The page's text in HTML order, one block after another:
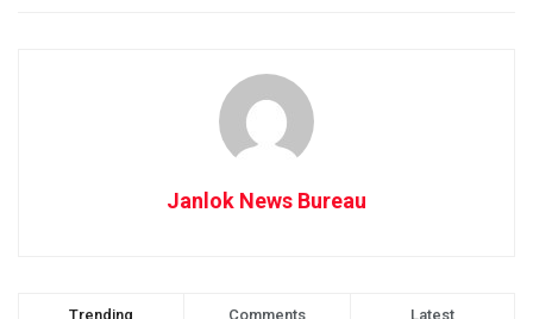
Janlok News Bureau
Trending Comments Latest